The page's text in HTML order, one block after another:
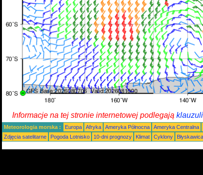
Informacje na tej stronie internetowej podlegają
Meteorologia morska : Europa Afryka Ameryka Północna Ameryka Centralna
Zdjęcia satelitarne
Pogoda Lotnisko 10-dni prognozy Klimat Cyklony Błyskawica